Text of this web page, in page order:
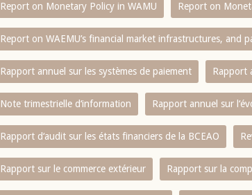
Report on Monetary Policy in WAMU Report on
Report on WAEMU’s financial market infrastructures, and
Rapport annuel sur les systèmes de paiement Rapport
Note trimestrielle d‘information Rapport annuel sur
Rapport d‘audit sur les états financiers de la BCEAO
Rapport sur le commerce extérieur Rapport sur la